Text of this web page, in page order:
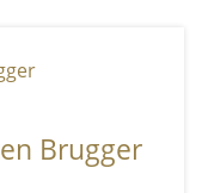
Brugger